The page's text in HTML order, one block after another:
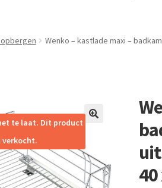
Wenko – kastlade maxi –
te laat. Dit product
verkocht.
40